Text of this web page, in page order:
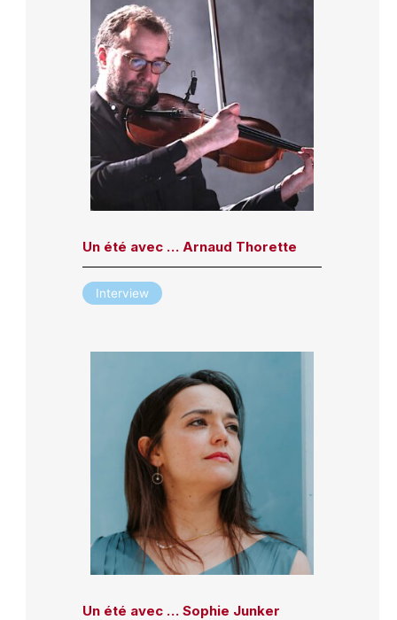
Un été avec … Arnaud Thorette
Interview
Un été avec … Sophie Junker